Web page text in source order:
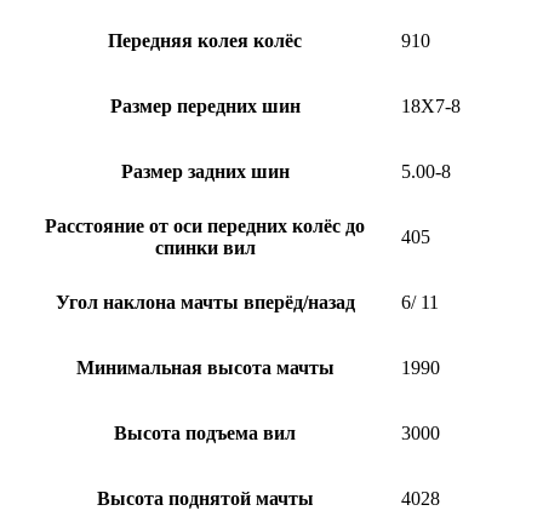
Передняя колея колёс 910
Размер передних шин 18X7-8
Размер задних шин 5.00-8
Расстояние от оси передних колёс до
спинки вил
405
Угол наклона мачты вперёд/назад 6/ 11
Минимальная высота мачты 1990
Высота подъема вил 3000
Высота поднятой мачты 4028